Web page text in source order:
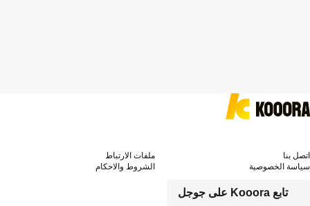
تابع Kooora على جوجل
اتصل بنا
ملفات الارتباط
سياسة الخصوصية
الشروط والاحكام